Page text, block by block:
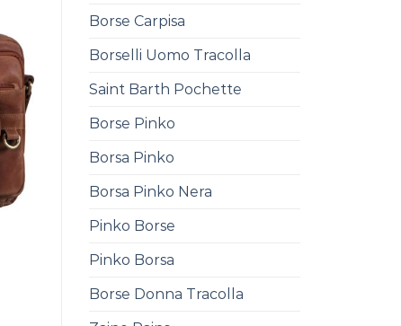
Borse Carpisa
Borselli Uomo Tracolla
Saint Barth Pochette
Borse Pinko
Borsa Pinko
Borsa Pinko Nera
Pinko Borse
Pinko Borsa
Borse Donna Tracolla